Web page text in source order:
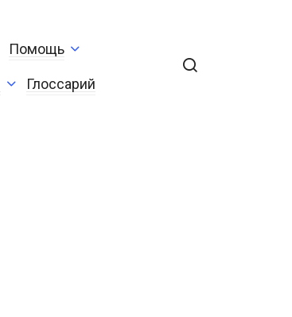
Помощь
Глоссарий